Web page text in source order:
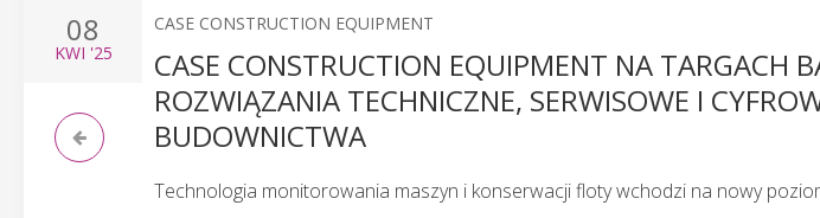
08
KWI '25
CASE CONSTRUCTION EQUIPMENT
CASE CONSTRUCTION EQUIPMENT NA TARGACH
ROZWIĄZANIA TECHNICZNE, SERWISOWE I
BUDOWNICTWA
Technologia monitorowania maszyn i konserwacji floty wchodzi na nowy